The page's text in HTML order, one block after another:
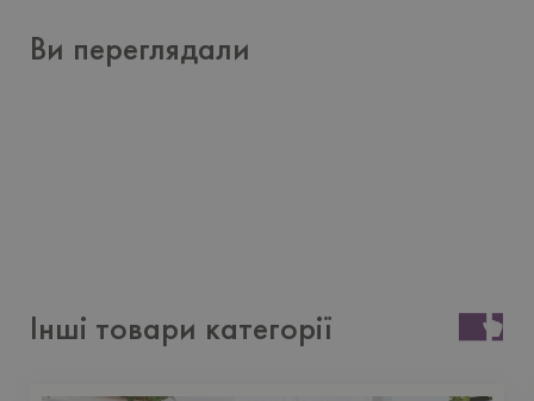
Ви переглядали
Інші товари категорії